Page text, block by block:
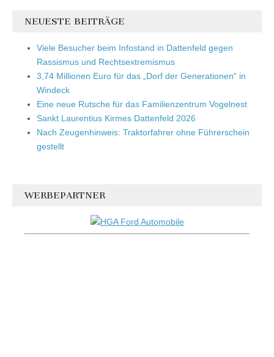
NEUESTE BEITRÄGE
Viele Besucher beim Infostand in Dattenfeld gegen
Rassismus und Rechtsextremismus
3,74 Millionen Euro für das „Dorf der Generationen“ in
Windeck
Eine neue Rutsche für das Familienzentrum Vogelnest
Sankt Laurentius Kirmes Dattenfeld 2026
Nach Zeugenhinweis: Traktorfahrer ohne Führerschein
gestellt
WERBEPARTNER